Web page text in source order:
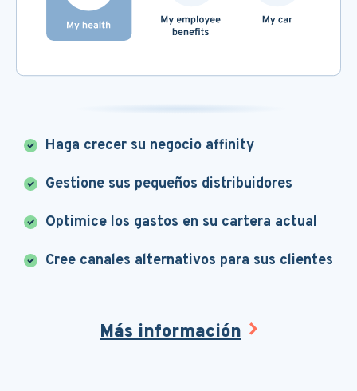
Haga crecer su negocio affinity
Gestione sus pequeños distribuidores
Optimice los gastos en su cartera actual
Cree canales alternativos para sus clientes
Más información